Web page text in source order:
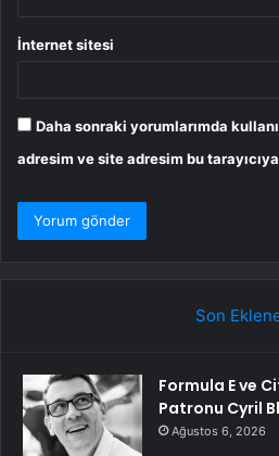
İnternet sitesi
Daha sonraki yorumlarımda
adresim ve site adresim bu
Son
Formula E ve
Patronu Cyril
Ağustos 6, 2026